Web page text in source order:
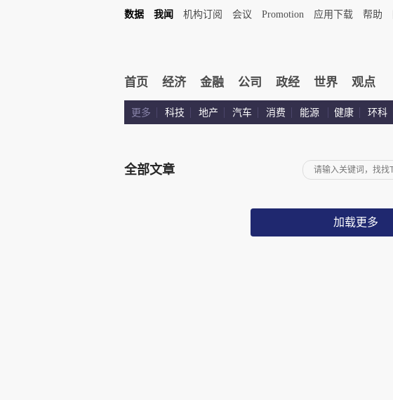
数据 我闻 机构订阅 会议 Promotion 应用下载 帮助
首页 经济 金融 公司 政经 世界 观点
更多 科技 地产 汽车 消费 能源 健康 环科
全部文章
加载更多